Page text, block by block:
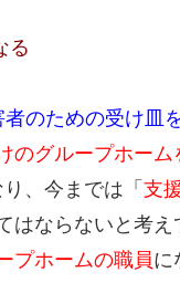
る
のための受け皿
のグループホーム
、今までは「 支
はならないと考
プホームの職員に